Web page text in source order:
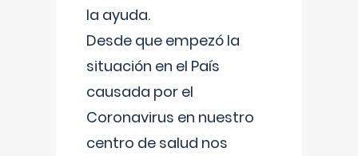
la ayuda.
Desde que empezó la
situación en el País
causada por el
Coronavirus en nuestro
centro de salud nos